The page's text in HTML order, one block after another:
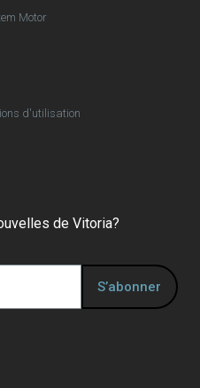
Motor
d'utilisation
de Vitoria?
S’abonner